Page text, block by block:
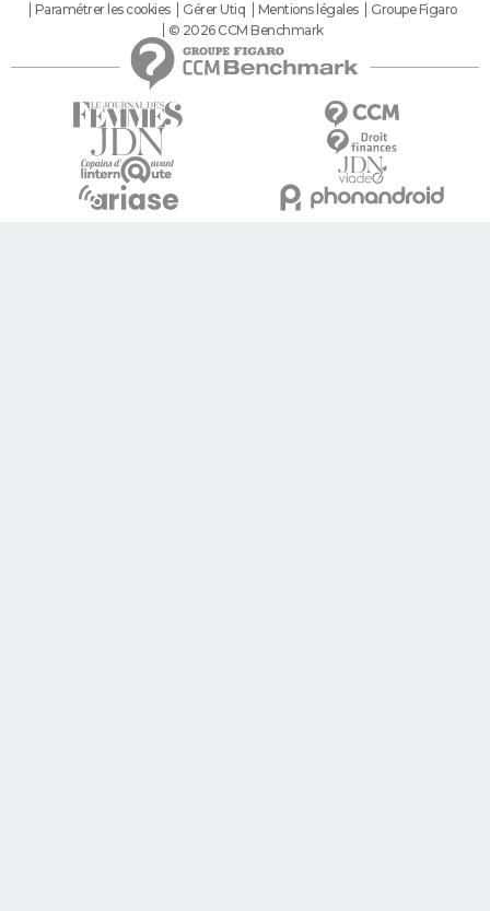
Paramétrer les cookies
Gérer Utiq Mentions légales
Groupe Figaro
© 2026 CCM Benchmark